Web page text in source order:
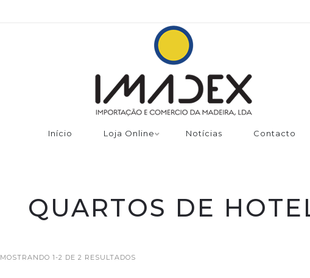
Início Loja Online Notícias Contacto
QUARTOS DE
MOSTRANDO 1-2 DE 2 RESULTADOS